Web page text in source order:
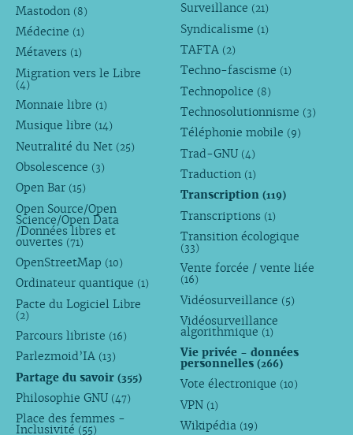
Mastodon (8)
Médecine (1)
Métavers (1)
Migration vers le Libre
(4)
Monnaie libre (1)
Musique libre (14)
Neutralité du Net (25)
Obsolescence (3)
Open Bar (15)
Open Source/Open
Science/Open Data
/Données libres et
ouvertes (71)
OpenStreetMap (10)
Ordinateur quantique (1)
Pacte du Logiciel Libre
(2)
Parcours libriste (16)
Parlezmoid’IA (13)
Partage du savoir (355)
Philosophie GNU (47)
Place des femmes -
Inclusivité (55)
Surveillance (21)
Syndicalisme (1)
TAFTA (2)
Techno-fascisme (1)
Technopolice (8)
Technosolutionnisme (3)
Téléphonie mobile (9)
Trad-GNU (4)
Traduction (1)
Transcription(119)
Transcriptions (1)
Transition écologique
(33)
Vente forcée / vente liée
(16)
Vidéosurveillance (5)
Vidéosurveillance
algorithmique (1)
Vie privée - données
personnelles(266)
Vote électronique (10)
VPN (1)
Wikipédia (19)